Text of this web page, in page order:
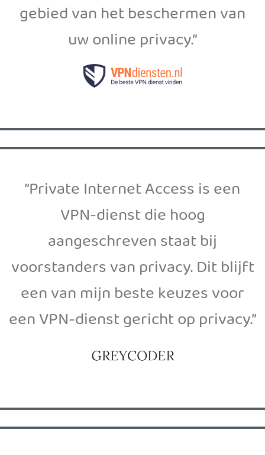
gebied van het beschermen van
uw online privacy.”
”Private Internet Access is een
VPN-dienst die hoog
aangeschreven staat bij
voorstanders van privacy. Dit blijft
een van mijn beste keuzes voor
een VPN-dienst gericht op privacy.”